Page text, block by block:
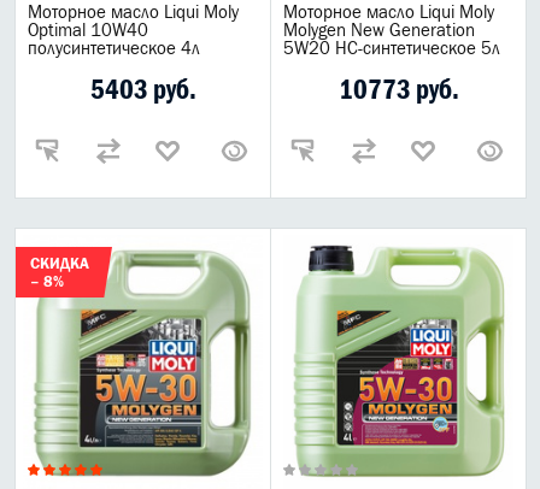
Моторное масло Liqui Moly
Optimal 10W40
полусинтетическое 4л
5403 руб.
Моторное масло Liqui Moly
Molygen New Generation
5W20 НС-синтетическое 5л
10773 руб.
СКИДКА
– 8%